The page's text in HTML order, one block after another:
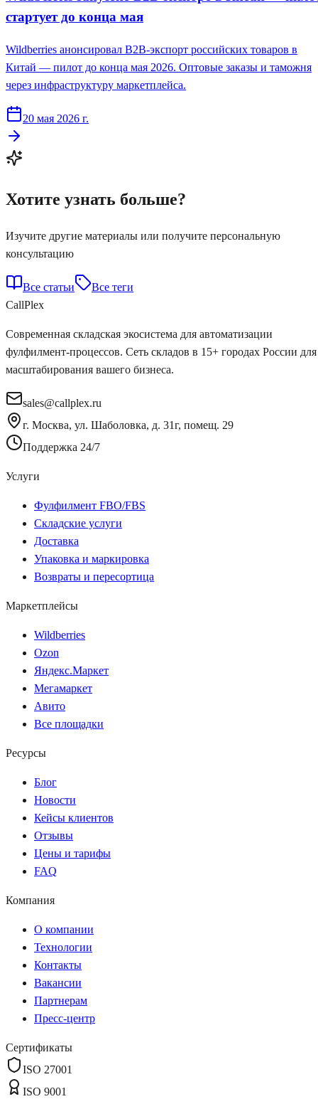
стартует до конца мая
Wildberries анонсировал B2B-экспорт российских товаров в
Китай — пилот до конца мая 2026. Оптовые заказы и таможня
через инфраструктуру маркетплейса.
20 мая 2026 г.
Хотите узнать больше?
Изучите другие материалы или получите персональную
консультацию
Все статьи
Все теги
CallPlex
Современная складская экосистема для автоматизации
фулфилмент-процессов. Сеть складов в 15+ городах России для
масштабирования вашего бизнеса.
sales@callplex.ru
г. Москва, ул. Шаболовка, д. 31г, помещ. 29
Поддержка 24/7
Услуги
Фулфилмент FBO/FBS
Складские услуги
Доставка
Упаковка и маркировка
Возвраты и пересортица
Маркетплейсы
Wildberries
Ozon
Яндекс.Маркет
Мегамаркет
Авито
Все площадки
Ресурсы
Блог
Новости
Кейсы клиентов
Отзывы
Цены и тарифы
FAQ
Компания
О компании
Технологии
Контакты
Вакансии
Партнерам
Пресс-центр
Сертификаты
ISO 27001
ISO 9001